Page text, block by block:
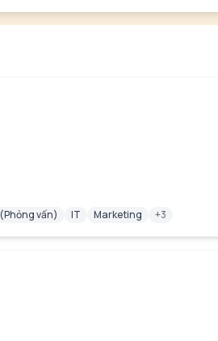
vấn) IT Marketing +3